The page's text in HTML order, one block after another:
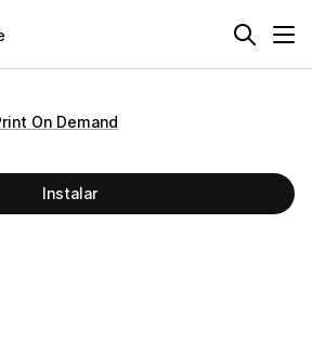
On Demand
Instalar